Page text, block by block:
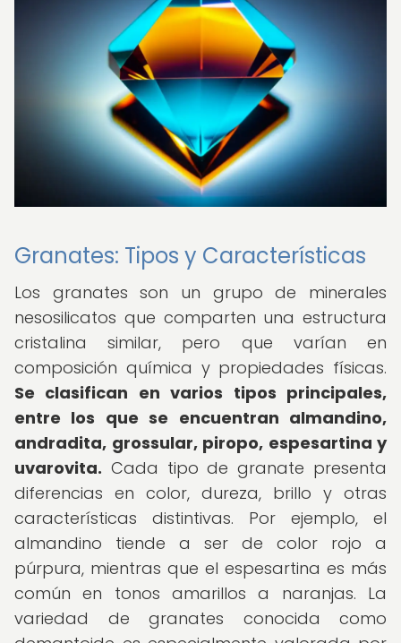
Granates: Tipos y Características
Los granates son un grupo de minerales
nesosilicatos que comparten una estructura
cristalina similar, pero que varían en
composición química y propiedades físicas.
Se clasifican en varios tipos principales,
entre los que se encuentran almandino,
andradita, grossular, piropo, espesartina y
uvarovita. Cada tipo de granate presenta
diferencias en color, dureza, brillo y otras
características distintivas. Por ejemplo, el
almandino tiende a ser de color rojo a
púrpura, mientras que el espesartina es más
común en tonos amarillos a naranjas. La
variedad de granates conocida como